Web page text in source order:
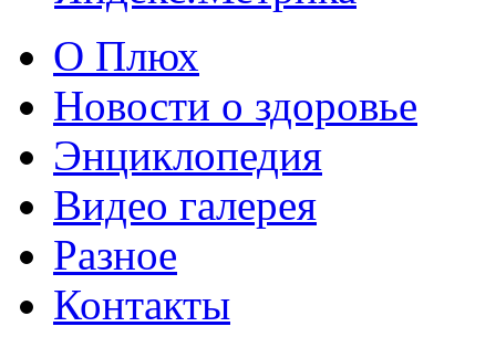
О Плюх
Новости о здоровье
Энциклопедия
Видео галерея
Разное
Контакты